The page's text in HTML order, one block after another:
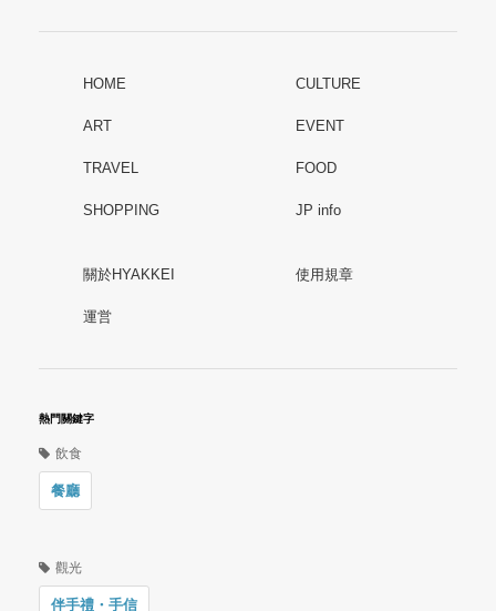
HOME CULTURE
ART EVENT
TRAVEL FOOD
SHOPPING JP info
關於HYAKKEI 使用規章
運営
熱門關鍵字
飲食
餐廳
觀光
伴手禮・手信